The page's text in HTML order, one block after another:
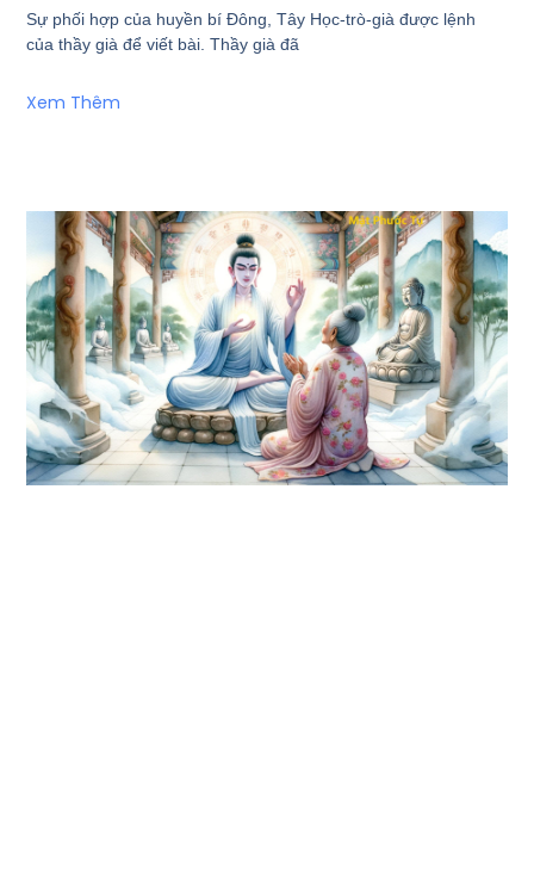
Sự phối hợp của huyền bí Đông, Tây Học-trò-già được lệnh
của thầy già để viết bài. Thầy già đã
Xem Thêm